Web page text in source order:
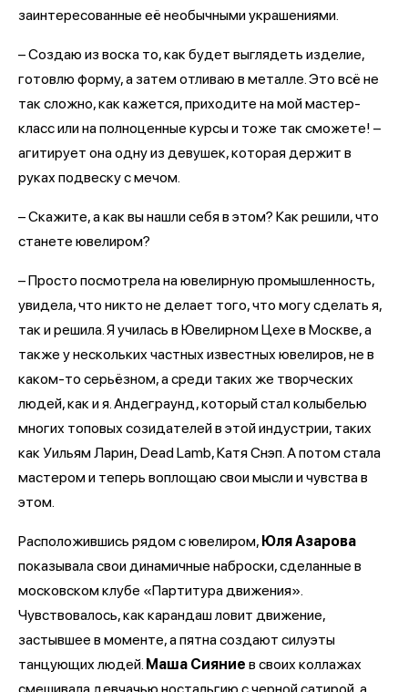
заинтересованные её необычными украшениями.
– Создаю из воска то, как будет выглядеть изделие,
готовлю форму, а затем отливаю в металле. Это всё не
так сложно, как кажется, приходите на мой мастер-
класс или на полноценные курсы и тоже так сможете! –
агитирует она одну из девушек, которая держит в
руках подвеску с мечом.
– Скажите, а как вы нашли себя в этом? Как решили, что
станете ювелиром?
– Просто посмотрела на ювелирную промышленность,
увидела, что никто не делает того, что могу сделать я,
так и решила. Я училась в Ювелирном Цехе в Москве, а
также у нескольких частных известных ювелиров, не в
каком-то серьёзном, а среди таких же творческих
людей, как и я. Андеграунд, который стал колыбелью
многих топовых созидателей в этой индустрии, таких
как Уильям Ларин, Dead Lamb, Катя Снэп. А потом стала
мастером и теперь воплощаю свои мысли и чувства в
этом.
Расположившись рядом с ювелиром, Юля Азарова
показывала свои динамичные наброски, сделанные в
московском клубе «Партитура движения».
Чувствовалось, как карандаш ловит движение,
застывшее в моменте, а пятна создают силуэты
танцующих людей. Маша Сияние в своих коллажах